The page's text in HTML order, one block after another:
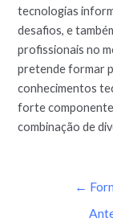
tecnologias
desafios, e
profissionais no
pretende formar
conhecimentos
forte
combinação de
←